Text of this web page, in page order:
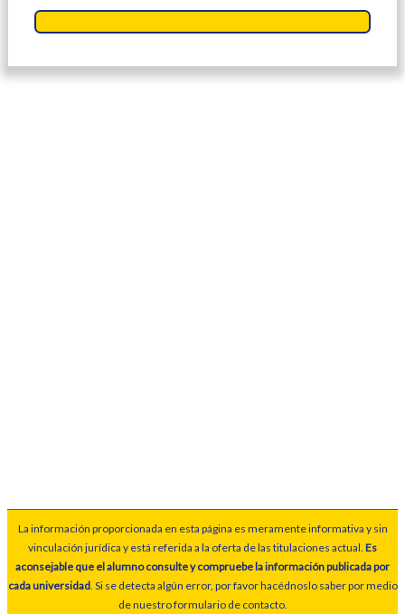
La información proporcionada en esta página es meramente informativa y sin
vinculación jurídica y está referida a la oferta de las titulaciones actual. Es
aconsejable que el alumno consulte y compruebe la información publicada por
cada universidad. Si se detecta algún error, por favor hacédnoslo saber por medio
de nuestro formulario de contacto.